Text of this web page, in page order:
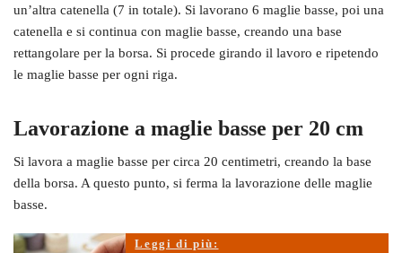
un’altra catenella (7 in totale). Si lavorano 6 maglie basse, poi una
catenella e si continua con maglie basse, creando una base
rettangolare per la borsa. Si procede girando il lavoro e ripetendo
le maglie basse per ogni riga.
Lavorazione a maglie basse per 20 cm
Si lavora a maglie basse per circa 20 centimetri, creando la base
della borsa. A questo punto, si ferma la lavorazione delle maglie
basse.
Leggi di più: